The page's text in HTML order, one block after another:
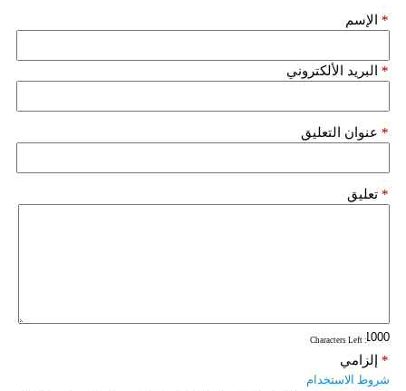
أبراج
سيارات
الإسم *
البريد الألكتروني *
عنوان التعليق *
تعليق *
: Characters Left
إلزامي *
شروط الاستخدام